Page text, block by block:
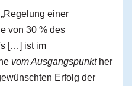
einer
von 30 % des
[…] ist im
vom Ausgangspunkther
Erfolg der